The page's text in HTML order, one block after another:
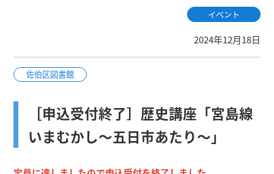
イベント
2024年12月18日
佐伯区図書館
［申込受付終了］歴史講座「宮島線
いまむかし～五日市あたり～」